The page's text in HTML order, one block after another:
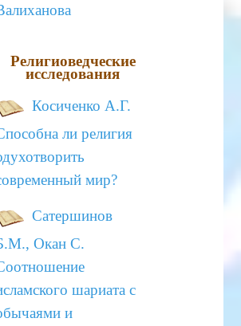
Религиоведческие
исследования
Косиченко А.Г.
ли религия
мир?
Сатершинов
Окан С.
шариата с
и